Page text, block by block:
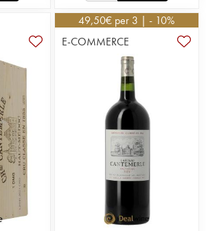
49,50€ per 3 | - 10%
E-COMMERCE